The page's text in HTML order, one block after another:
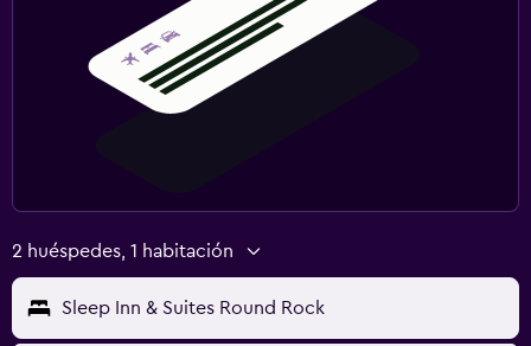
2 huéspedes, 1 habitación
Sleep Inn & Suites Round Rock